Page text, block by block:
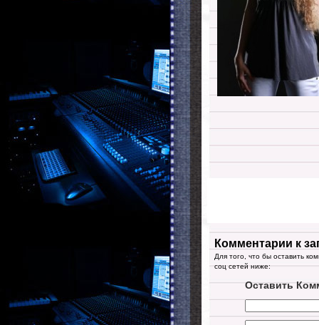
Комментарии к
Для того, что бы оставить
соц сетей ниже:
Оставить